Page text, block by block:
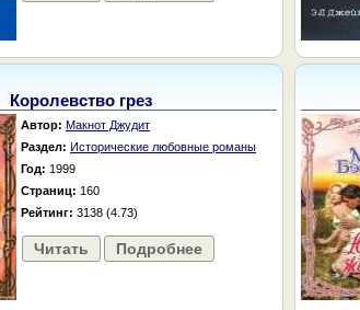
Королевство грез
Автор: Макнот Джудит
Раздел: Исторические любовные романы
Год: 1999
Страниц: 160
Рейтинг: 3138 (4.73)
Читать Подробнее